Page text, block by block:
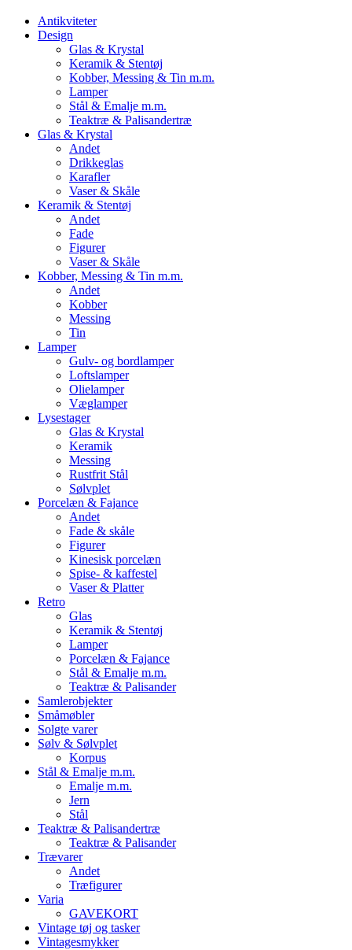
Antikviteter
Design
Glas & Krystal
Keramik & Stentøj
Kobber, Messing & Tin m.m.
Lamper
Stål & Emalje m.m.
Teaktræ & Palisandertræ
Glas & Krystal
Andet
Drikkeglas
Karafler
Vaser & Skåle
Keramik & Stentøj
Andet
Fade
Figurer
Vaser & Skåle
Kobber, Messing & Tin m.m.
Andet
Kobber
Messing
Tin
Lamper
Gulv- og bordlamper
Loftslamper
Olielamper
Væglamper
Lysestager
Glas & Krystal
Keramik
Messing
Rustfrit Stål
Sølvplet
Porcelæn & Fajance
Andet
Fade & skåle
Figurer
Kinesisk porcelæn
Spise- & kaffestel
Vaser & Platter
Retro
Glas
Keramik & Stentøj
Lamper
Porcelæn & Fajance
Stål & Emalje m.m.
Teaktræ & Palisander
Samlerobjekter
Småmøbler
Solgte varer
Sølv & Sølvplet
Korpus
Stål & Emalje m.m.
Emalje m.m.
Jern
Stål
Teaktræ & Palisandertræ
Teaktræ & Palisander
Trævarer
Andet
Træfigurer
Varia
GAVEKORT
Vintage tøj og tasker
Vintagesmykker